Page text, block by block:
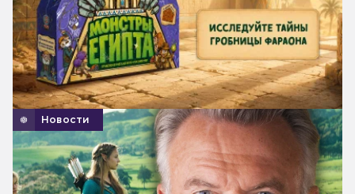
Новости